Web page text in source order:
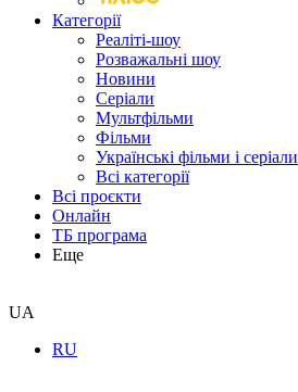
Категорії
Реаліті-шоу
Розважальні шоу
Новини
Серіали
Мультфільми
Фільми
Українські фільми і серіали
Всі категорії
Всі проєкти
Онлайн
ТБ програма
Еще
UA
RU